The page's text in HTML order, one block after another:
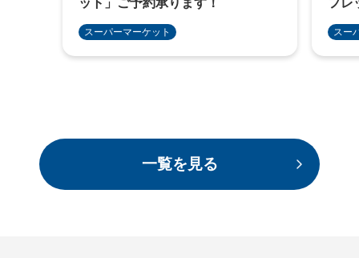
スーパーマーケット スー
一覧を見る